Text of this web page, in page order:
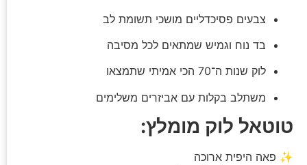
צבעים פסיכדליים מושכי תשומת לב
בד נוח וגמיש שמתאים לכל מסיבה
לוק שנות ה־70 הכי אמיתי שתמצאו
משתלב בקלות עם אביזרים משלימים
טוטאל לוק מומלץ:
✨ פאה היפית ארוכה